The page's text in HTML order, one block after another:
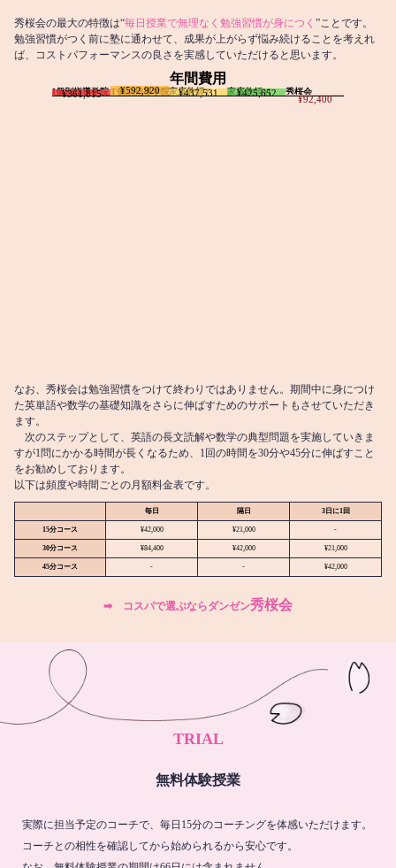
秀桜会の最大の特徴は“毎日授業で無理なく勉強習慣が身につく ”ことです。
勉強習慣がつく前に塾に通わせて、成果が上がらず悩み続けることを考えれ
ば、コストパフォーマンスの良さを実感していただけると思います。
年間費用
I個別指導学院
¥361,815 T個別指導学院
¥592,920 家庭教師T
¥437,531 家庭教師M
¥425,652 秀桜会
¥92,400
なお、秀桜会は勉強習慣をつけて終わりではありません。期間中に身につけ
た英単語や数学の基礎知識をさらに伸ばすためのサポートもさせていただき
ます。
次のステップとして、英語の長文読解や数学の典型問題を実施していきま
すが1問にかかる時間が長くなるため、1回の時間を30分や45分に伸ばすこと
をお勧めしております。
以下は頻度や時間ごとの月額料金表です。
毎日 隔日 3日に1回
15分コース ¥42,000 ¥21,000 -
30分コース ¥84,400 ¥42,000 ¥21,000
45分コース - - ¥42,000
➡︎ コスパで選ぶならダンゼン秀桜会
TRIAL
無料体験授業
実際に担当予定のコーチで、毎日15分のコーチングを体感いただけます。
コーチとの相性を確認してから始められるから安心です。